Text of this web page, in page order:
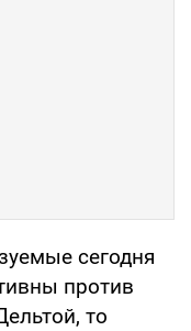
сегодня
против
то